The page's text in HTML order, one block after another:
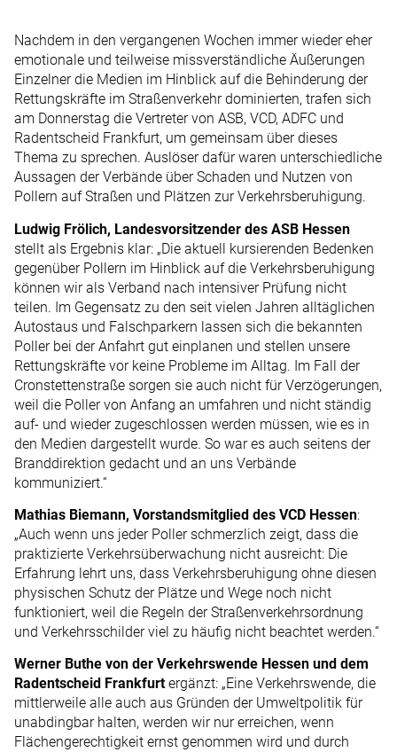
Nachdem in den vergangenen Wochen immer wieder eher
emotionale und teilweise missverständliche Äußerungen
Einzelner die Medien im Hinblick auf die Behinderung der
Rettungskräfte im Straßenverkehr dominierten, trafen sich
am Donnerstag die Vertreter von ASB, VCD, ADFC und
Radentscheid Frankfurt, um gemeinsam über dieses
Thema zu sprechen. Auslöser dafür waren unterschiedliche
Aussagen der Verbände über Schaden und Nutzen von
Pollern auf Straßen und Plätzen zur Verkehrsberuhigung.
Ludwig Frölich, Landesvorsitzender des ASB Hessen
stellt als Ergebnis klar: „Die aktuell kursierenden Bedenken
gegenüber Pollern im Hinblick auf die Verkehrsberuhigung
können wir als Verband nach intensiver Prüfung nicht
teilen. Im Gegensatz zu den seit vielen Jahren alltäglichen
Autostaus und Falschparkern lassen sich die bekannten
Poller bei der Anfahrt gut einplanen und stellen unsere
Rettungskräfte vor keine Probleme im Alltag. Im Fall der
Cronstettenstraße sorgen sie auch nicht für Verzögerungen,
weil die Poller von Anfang an umfahren und nicht ständig
auf- und wieder zugeschlossen werden müssen, wie es in
den Medien dargestellt wurde. So war es auch seitens der
Branddirektion gedacht und an uns Verbände
kommuniziert.“
Mathias Biemann, Vorstandsmitglied des VCD Hessen:
„Auch wenn uns jeder Poller schmerzlich zeigt, dass die
praktizierte Verkehrsüberwachung nicht ausreicht: Die
Erfahrung lehrt uns, dass Verkehrsberuhigung ohne diesen
physischen Schutz der Plätze und Wege noch nicht
funktioniert, weil die Regeln der Straßenverkehrsordnung
und Verkehrsschilder viel zu häufig nicht beachtet werden.“
Werner Buthe von der Verkehrswende Hessen und dem
Radentscheid Frankfurtergänzt: „Eine Verkehrswende, die
mittlerweile alle auch aus Gründen der Umweltpolitik für
unabdingbar halten, werden wir nur erreichen, wenn
Flächengerechtigkeit ernst genommen wird und durch